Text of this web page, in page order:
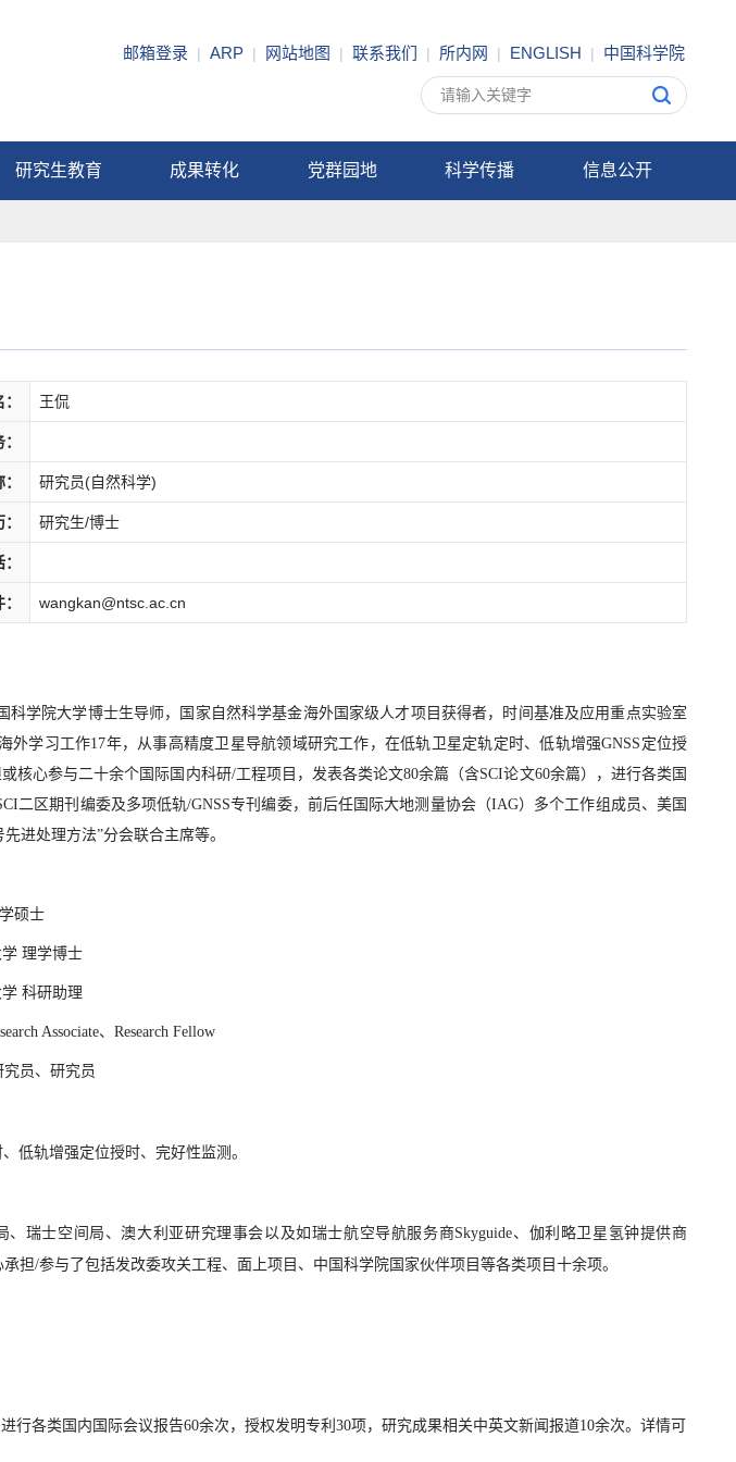
邮箱登录 | ARP | 网站地图 | 联系我们 | 所内网 | ENGLISH | 中国科学院
研究生教育 成果转化 党群园地 科学传播 信息公开
王侃
研究员(自然科学)
研究生/博士
wangkan@ntsc.ac.cn
科学院大学博士生导师，国家自然科学基金海外国家级人才项目获得者，时间基准及应用重点实验室
外学习工作17年，从事高精度卫星导航领域研究工作，在低轨卫星定轨定时、低轨增强GNSS定位授
核心参与二十余个国际国内科研/工程项目，发表各类论文80余篇（含SCI论文60余篇），进行各类国
二区期刊编委及多项低轨/GNSS专刊编委，前后任国际大地测量协会（IAG）多个工作组成员、美国
进处理方法”分会联合主席等。
硕士
理学博士
科研助理
Associate、Research Fellow
员、研究员
低轨增强定位授时、完好性监测。
瑞士空间局、澳大利亚研究理事会以及如瑞士航空导航服务商Skyguide、伽利略卫星氢钟提供商
担/参与了包括发改委攻关工程、面上项目、中国科学院国家伙伴项目等各类项目十余项。
行各类国内国际会议报告60余次，授权发明专利30项，研究成果相关中英文新闻报道10余次。详情可